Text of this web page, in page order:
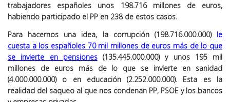
trabajadores españoles unos 198.716 millones de euros,
habiendo participado el PP en 238 de estos casos.
Para hacernos una idea, la corrupción (198.716.000.000) le
cuesta a los españoles 70 mil millones de euros más de lo que
se invierte en pensiones(135.445.000.000) y unos 195 mil
millones de euros más de lo que se invierte en sanidad
(4.000.000.000) o en educación (2.252.000.000). Esta es la
realidad del saqueo al que nos condenan PP, PSOE y los bancos